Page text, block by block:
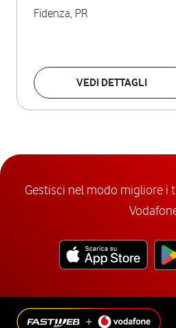
Fidenza, PR
VEDI DETTAGLI
Gestisci nel modo migliore i